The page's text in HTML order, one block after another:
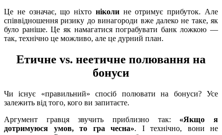
Це не означає, що ніхто ніколине отримує прибуток. Але
співвідношення ризику до винагороди вже далеко не таке, як
було раніше. Це як намагатися пограбувати банк ложкою —
так, технічно це можливо, але це дурний план.
Етичне vs. неетичне полювання на
бонуси
Чи існує «правильний» спосіб полювати на бонуси? Усе
залежить від того, кого ви запитаєте.
Аргумент гравця звучить приблизно так: «Якщо я
дотримуюся умов, то гра чесна». І технічно, вони не